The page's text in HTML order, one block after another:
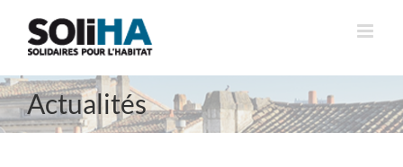
contenu
Actualités